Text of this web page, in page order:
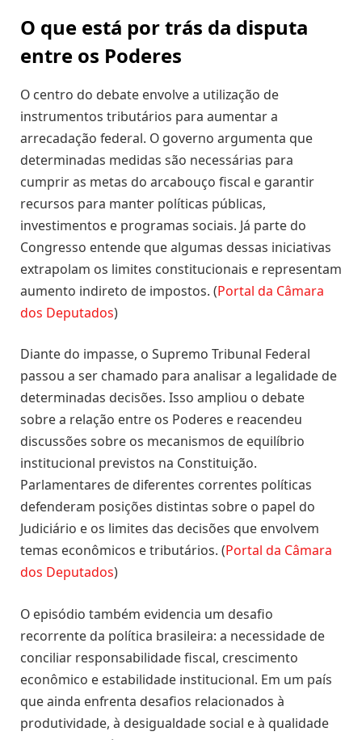
O que está por trás da disputa
entre os Poderes
O centro do debate envolve a utilização de
instrumentos tributários para aumentar a
arrecadação federal. O governo argumenta que
determinadas medidas são necessárias para
cumprir as metas do arcabouço fiscal e garantir
recursos para manter políticas públicas,
investimentos e programas sociais. Já parte do
Congresso entende que algumas dessas iniciativas
extrapolam os limites constitucionais e representam
aumento indireto de impostos. (Portal da Câmara
dos Deputados)
Diante do impasse, o Supremo Tribunal Federal
passou a ser chamado para analisar a legalidade de
determinadas decisões. Isso ampliou o debate
sobre a relação entre os Poderes e reacendeu
discussões sobre os mecanismos de equilíbrio
institucional previstos na Constituição.
Parlamentares de diferentes correntes políticas
defenderam posições distintas sobre o papel do
Judiciário e os limites das decisões que envolvem
temas econômicos e tributários. (Portal da Câmara
dos Deputados)
O episódio também evidencia um desafio
recorrente da política brasileira: a necessidade de
conciliar responsabilidade fiscal, crescimento
econômico e estabilidade institucional. Em um país
que ainda enfrenta desafios relacionados à
produtividade, à desigualdade social e à qualidade